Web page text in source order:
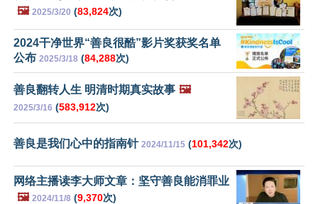
🖼️ 2025/3/20 (83,824次)
2024干净世界“善良很酷”影片奖获奖名单
公布 2025/3/18 (84,288次)
善良翻转人生 明清时期真实故事 🖼️
2025/3/16 (583,912次)
善良是我们心中的指南针 2024/11/15 (101,342次)
网络主播读李大师文章：坚守善良能消罪业
🖼️ 2024/11/8 (9,370次)